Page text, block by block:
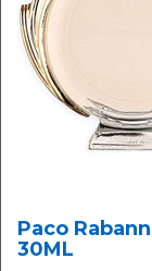
Paco
30ML